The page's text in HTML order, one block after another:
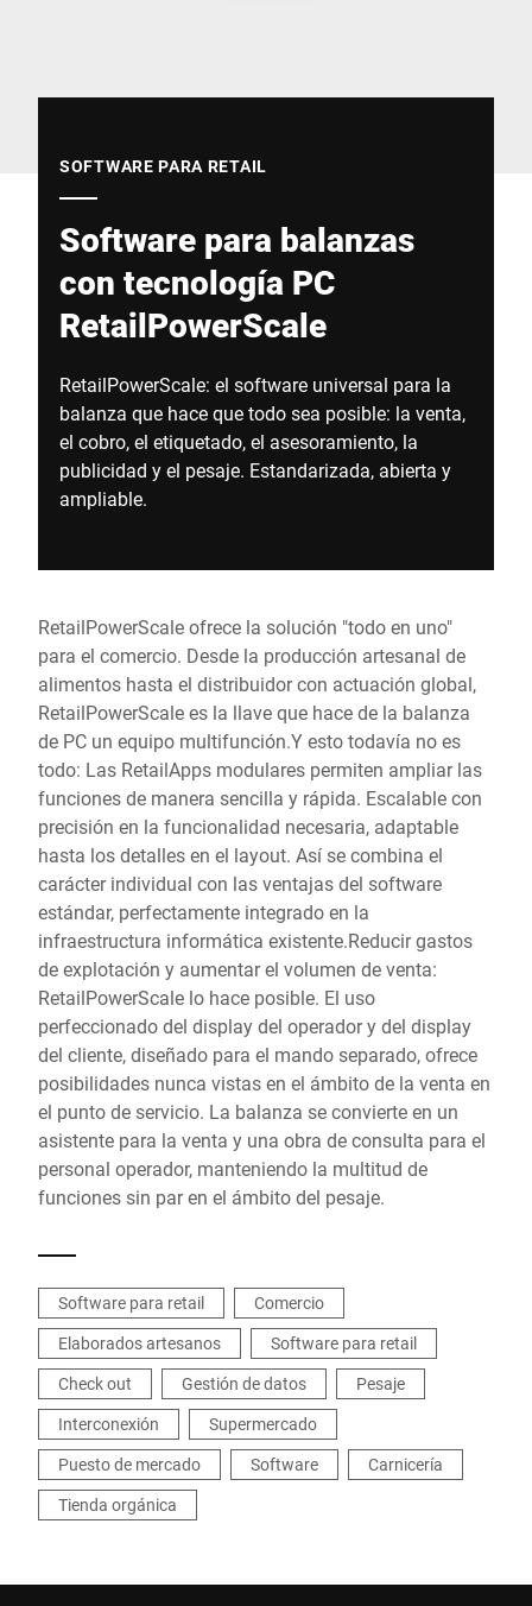
SOFTWARE PARA RETAIL
Software para balanzas
con tecnología PC
RetailPowerScale
RetailPowerScale: el software universal para la
balanza que hace que todo sea posible: la venta,
el cobro, el etiquetado, el asesoramiento, la
publicidad y el pesaje. Estandarizada, abierta y
ampliable.
RetailPowerScale ofrece la solución "todo en uno"
para el comercio. Desde la producción artesanal de
alimentos hasta el distribuidor con actuación global,
RetailPowerScale es la llave que hace de la balanza
de PC un equipo multifunción.Y esto todavía no es
todo: Las RetailApps modulares permiten ampliar las
funciones de manera sencilla y rápida. Escalable con
precisión en la funcionalidad necesaria, adaptable
hasta los detalles en el layout. Así se combina el
carácter individual con las ventajas del software
estándar, perfectamente integrado en la
infraestructura informática existente.Reducir gastos
de explotación y aumentar el volumen de venta:
RetailPowerScale lo hace posible. El uso
perfeccionado del display del operador y del display
del cliente, diseñado para el mando separado, ofrece
posibilidades nunca vistas en el ámbito de la venta en
el punto de servicio. La balanza se convierte en un
asistente para la venta y una obra de consulta para el
personal operador, manteniendo la multitud de
funciones sin par en el ámbito del pesaje.
Software para retail
Comercio
Elaborados artesanos
Software para retail
Check out
Gestión de datos
Pesaje
Interconexión
Supermercado
Puesto de mercado
Software
Carnicería
Tienda orgánica